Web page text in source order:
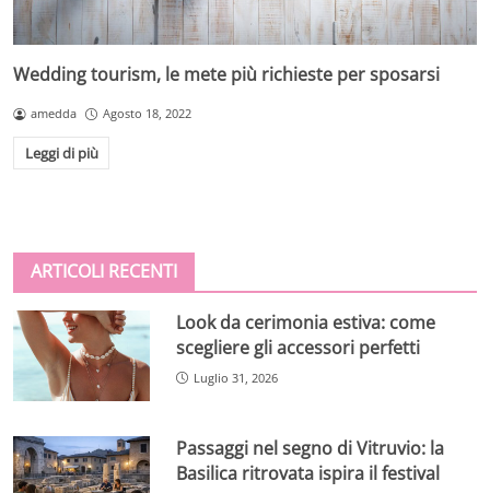
Wedding tourism, le mete più richieste per sposarsi
amedda Agosto 18, 2022
Leggi di più
ARTICOLI RECENTI
Look da cerimonia estiva: come
scegliere gli accessori perfetti
Luglio 31, 2026
Passaggi nel segno di Vitruvio: la
Basilica ritrovata ispira il festival